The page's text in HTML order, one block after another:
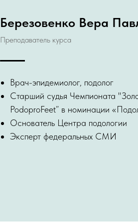
Березовенко Вера
Преподаватель курса
Врач-эпидемиолог, подолог
Старший судья Чемпионата
PodoproFeet” в номинации
Основатель Центра подологии
Эксперт федеральных СМИ